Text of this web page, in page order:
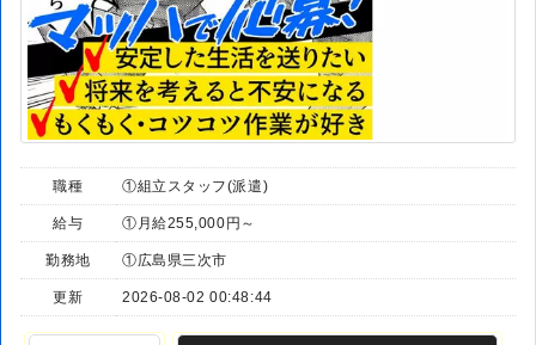
職種 ①組立スタッフ(派遣)
給与 ①月給255,000円～
勤務地 ①広島県三次市
更新 2026-08-02 00:48:44